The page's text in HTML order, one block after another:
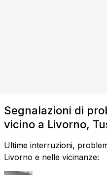
Segnalazioni di
vicino a Livorno,
Ultime interruzioni,
Livorno e nelle vicinanze: